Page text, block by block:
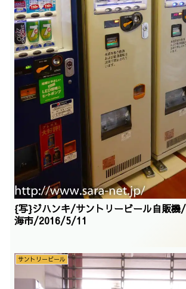
{写}ジハンキ/サントリービール自販
海市/2016/5/11
サントリービール